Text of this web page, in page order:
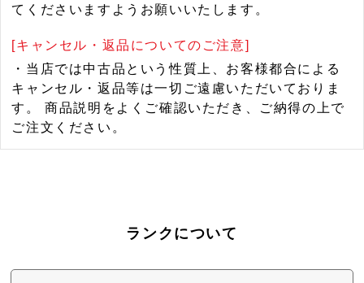
てくださいますようお願いいたします。
[キャンセル・返品についてのご注意]
・当店では中古品という性質上、お客様都合による
キャンセル・返品等は一切ご遠慮いただいておりま
す。 商品説明をよくご確認いただき、ご納得の上で
ご注文ください。
ランクについて